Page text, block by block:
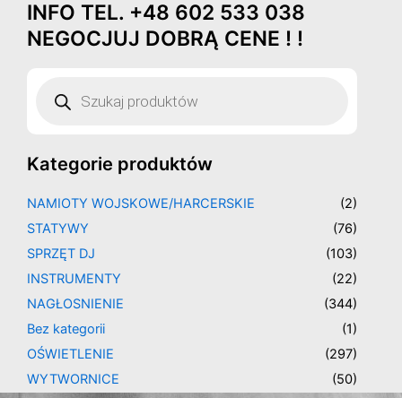
PrzejdźINFO TEL. +48 602 533 038
NEGOCJUJ DOBRĄ CENE ! !
produktów
Kategorie produktów
NAMIOTY WOJSKOWE/HARCERSKIE
(2)
STATYWY
(76)
SPRZĘT DJ
(103)
INSTRUMENTY
(22)
NAGŁOSNIENIE
(344)
Bez kategorii
(1)
OŚWIETLENIE
(297)
WYTWORNICE
(50)